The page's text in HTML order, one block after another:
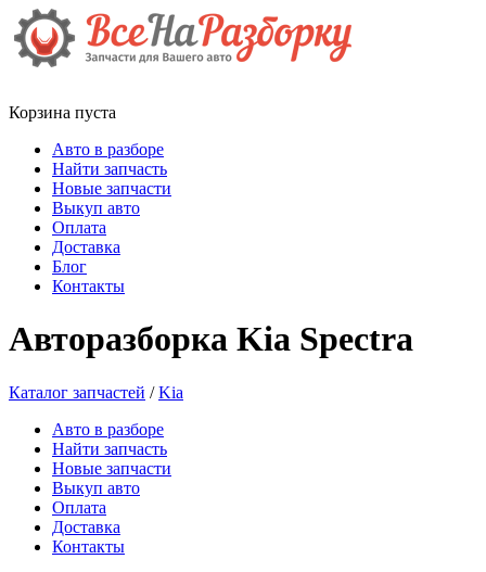
Корзина пуста
Авто в разборе
Найти запчасть
Новые запчасти
Выкуп авто
Оплата
Доставка
Блог
Контакты
Авторазборка Kia Spectra
Каталог запчастей /Kia
Авто в разборе
Найти запчасть
Новые запчасти
Выкуп авто
Оплата
Доставка
Контакты